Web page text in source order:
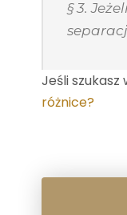
§ 3.
Jeśli
różnice?